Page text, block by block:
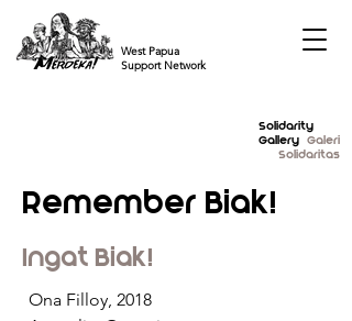
West Papua
Support Network
Solidarity
Gallery Galeri
Solidaritas
Remember Biak!
Ingat Biak!
Ona Filloy, 2018